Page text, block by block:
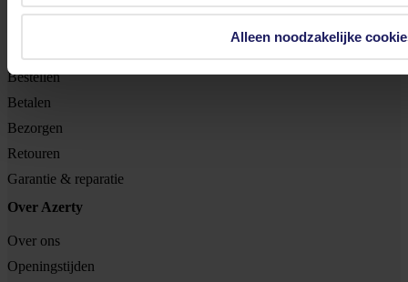
Alleen noodzakelijke
KvK nr: 55425437
Bestellen
Betalen
Bezorgen
Retouren
Garantie & reparatie
Over Azerty
Over ons
Openingstijden